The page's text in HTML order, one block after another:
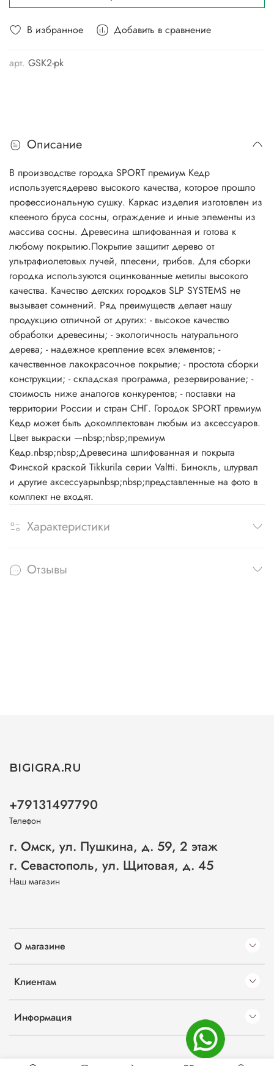
В избранное Добавить в сравнение
арт. GSK2-pk
Описание
В производстве городка SPORT премиум Кедр
используетсядерево высокого качества, которое прошло
профессиональную сушку. Каркас изделия изготовлен из
клееного бруса сосны, ограждение и иные элементы из
массива сосны. Древесина шлифованная и готова к
любому покрытию.Покрытие защитит дерево от
ультрафиолетовых лучей, плесени, грибов. Для сборки
городка используются оцинкованные метилы высокого
качества. Качество детских городков SLP SYSTEMS не
вызывает сомнений. Ряд преимуществ делает нашу
продукцию отличной от других: - высокое качество
обработки древесины; - экологичность натурального
дерева; - надежное крепление всех элементов; -
качественное лакокрасочное покрытие; - простота сборки
конструкции; - складская программа, резервирование; -
стоимость ниже аналогов конкурентов; - поставки на
территории России и стран СНГ. Городок SPORT премиум
Кедр может быть докомплектован любым из аксессуаров.
Цвет выкраски —nbsp;nbsp;премиум
Кедр.nbsp;nbsp;Древесина шлифованная и покрыта
Финской краской Tikkurila серии Valtti. Бинокль, штурвал
и другие аксессуарыnbsp;nbsp;представленные на фото в
комплект не входят.
Характеристики
Отзывы
О магазине
Клиентам
Информация
BIGIGRA.RU
+79131497790
Телефон
г. Омск, ул. Пушкина, д. 59, 2 этаж
г. Севастополь, ул. Щитовая, д. 45
Наш магазин